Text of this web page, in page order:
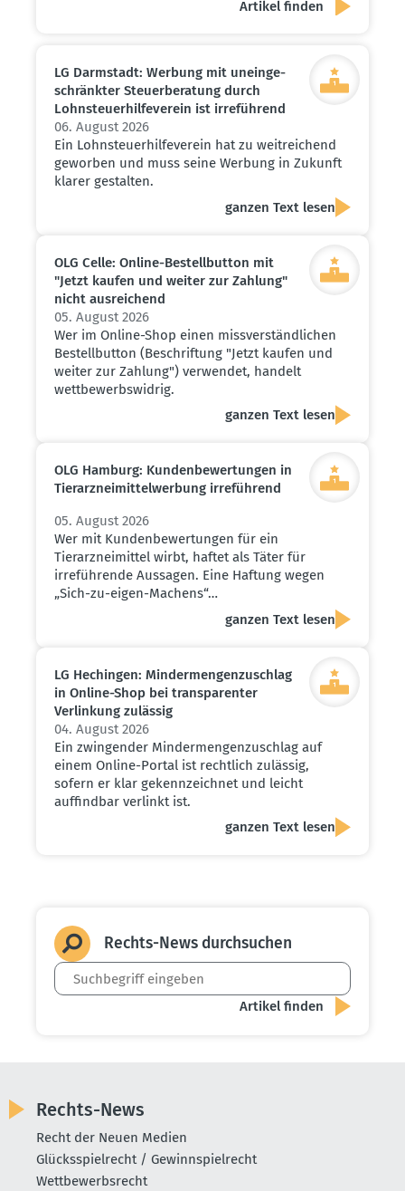
LG Darmstadt: Werbung mit unein­ge­
schränkter Steuer­be­ratung durch
Lohnsteu­er­hil­fe­verein ist irreführend
06. August 2026
Ein Lohnsteuerhilfeverein hat zu weitreichend
geworben und muss seine Werbung in Zukunft
klarer gestalten.
ganzen Text lesen
OLG Celle: Online-Bestell­button mit
"Jetzt kaufen und weiter zur Zahlung"
nicht ausrei­chend
05. August 2026
Wer im Online-Shop einen missverständlichen
Bestellbutton (Beschriftung "Jetzt kaufen und
weiter zur Zahlung") verwendet, handelt
wettbewerbswidrig.
ganzen Text lesen
OLG Hamburg: Kunden­be­wer­tungen in
Tierarz­nei­mit­tel­werbung irreführend
05. August 2026
Wer mit Kundenbewertungen für ein
Tierarzneimittel wirbt, haftet als Täter für
irreführende Aussagen. Eine Haftung wegen
„Sich-zu-eigen-Machens“…
ganzen Text lesen
LG Hechingen: Minder­men­gen­zu­schlag
in Online-Shop bei trans­pa­renter
Verlinkung zulässig
04. August 2026
Ein zwingender Mindermengenzuschlag auf
einem Online-Portal ist rechtlich zulässig,
sofern er klar gekennzeichnet und leicht
auffindbar verlinkt ist.
ganzen Text lesen
Rechts-News durch­suchen
Rechts-News
Recht der Neuen Medien
Glücksspielrecht / Gewinnspielrecht
Wettbewerbsrecht